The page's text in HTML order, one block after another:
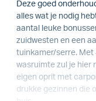
Deze goed
alles wat je nodig
aantal leuke
zuidwesten en een
tuinkamer/serre. Met
wasruimte zul je hier
eigen oprit met
drukke gezinnen die